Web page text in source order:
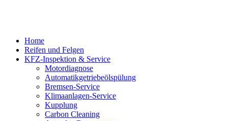
Home
Reifen und Felgen
KFZ-Inspektion & Service
Motordiagnose
Automatikgetriebeölspülung
Bremsen-Service
Klimaanlagen-Service
Kupplung
Carbon Cleaning